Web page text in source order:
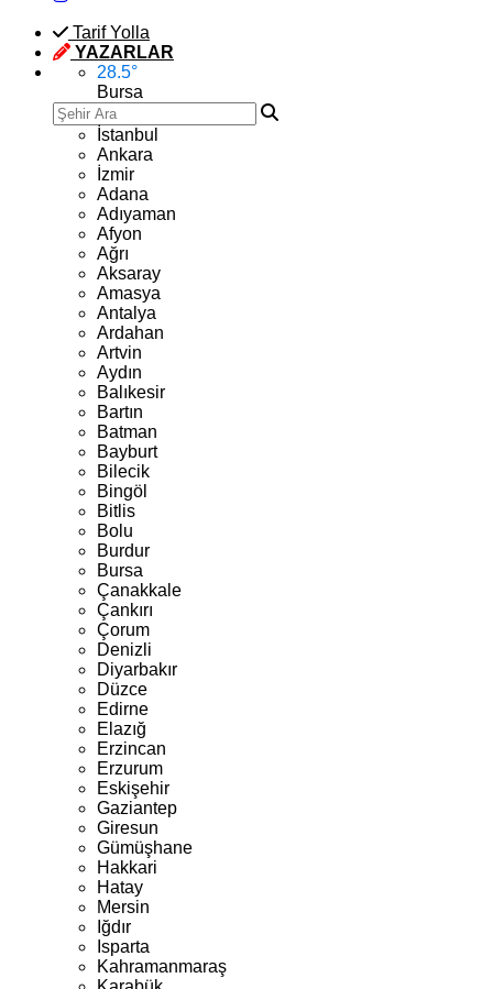
Tarif Yolla
YAZARLAR
28.5°
Bursa
İstanbul
Ankara
İzmir
Adana
Adıyaman
Afyon
Ağrı
Aksaray
Amasya
Antalya
Ardahan
Artvin
Aydın
Balıkesir
Bartın
Batman
Bayburt
Bilecik
Bingöl
Bitlis
Bolu
Burdur
Bursa
Çanakkale
Çankırı
Çorum
Denizli
Diyarbakır
Düzce
Edirne
Elazığ
Erzincan
Erzurum
Eskişehir
Gaziantep
Giresun
Gümüşhane
Hakkari
Hatay
Mersin
Iğdır
Isparta
Kahramanmaraş